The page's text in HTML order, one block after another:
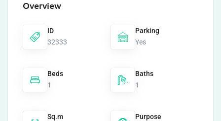
Overview
ID
32333
Parking
Yes
Beds
1
Baths
1
Sq.m
Purpose